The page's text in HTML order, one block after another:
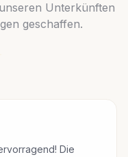
Unterkünften
geschaffen.
Die